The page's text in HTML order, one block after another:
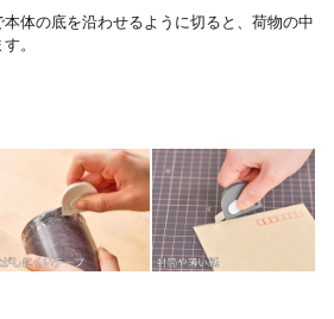
体の底を沿わせるように切ると、荷物の中
。